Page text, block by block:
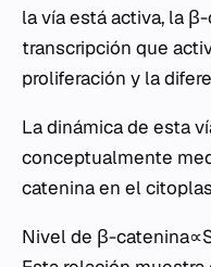
la vía está activa, la
transcripción que
proliferación y la
La dinámica de esta
conceptualmente
catenina en el
Nivel de β-